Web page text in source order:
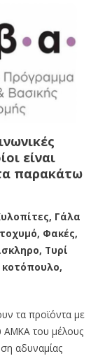
είναι
παρακάτω
Γάλα
Φακές,
Τυρί
τα προϊόντα με
ΑΜΚΑ του μέλους
αδυναμίας